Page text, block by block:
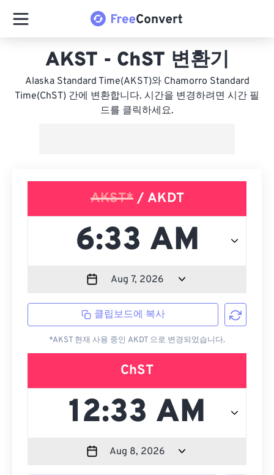
AKST - ChST 변환기
Alaska Standard Time(AKST)와 Chamorro Standard
Time(ChST) 간에 변환합니다. 시간을 변경하려면 시간 필
드를 클릭하세요.
AKST*/ AKDT
클립보드에 복사
*AKST 현재 사용 중인 AKDT 으로 변경되었습니다.
ChST